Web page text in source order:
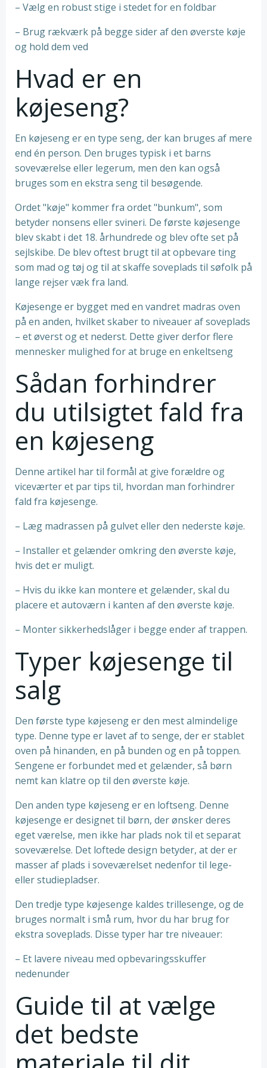
– Vælg en robust stige i stedet for en foldbar
– Brug rækværk på begge sider af den øverste køje
og hold dem ved
Hvad er en
køjeseng?
En køjeseng er en type seng, der kan bruges af mere
end én person. Den bruges typisk i et barns
soveværelse eller legerum, men den kan også
bruges som en ekstra seng til besøgende.
Ordet "køje" kommer fra ordet "bunkum", som
betyder nonsens eller svineri. De første køjesenge
blev skabt i det 18. århundrede og blev ofte set på
sejlskibe. De blev oftest brugt til at opbevare ting
som mad og tøj og til at skaffe soveplads til søfolk på
lange rejser væk fra land.
Køjesenge er bygget med en vandret madras oven
på en anden, hvilket skaber to niveauer af soveplads
– et øverst og et nederst. Dette giver derfor flere
mennesker mulighed for at bruge en enkeltseng
Sådan forhindrer
du utilsigtet fald fra
en køjeseng
Denne artikel har til formål at give forældre og
viceværter et par tips til, hvordan man forhindrer
fald fra køjesenge.
– Læg madrassen på gulvet eller den nederste køje.
– Installer et gelænder omkring den øverste køje,
hvis det er muligt.
– Hvis du ikke kan montere et gelænder, skal du
placere et autoværn i kanten af den øverste køje.
– Monter sikkerhedslåger i begge ender af trappen.
Typer køjesenge til
salg
Den første type køjeseng er den mest almindelige
type. Denne type er lavet af to senge, der er stablet
oven på hinanden, en på bunden og en på toppen.
Sengene er forbundet med et gelænder, så børn
nemt kan klatre op til den øverste køje.
Den anden type køjeseng er en loftseng. Denne
køjesenge er designet til børn, der ønsker deres
eget værelse, men ikke har plads nok til et separat
soveværelse. Det loftede design betyder, at der er
masser af plads i soveværelset nedenfor til lege-
eller studiepladser.
Den tredje type køjesenge kaldes trillesenge, og de
bruges normalt i små rum, hvor du har brug for
ekstra soveplads. Disse typer har tre niveauer:
– Et lavere niveau med opbevaringsskuffer
nedenunder
Guide til at vælge
det bedste